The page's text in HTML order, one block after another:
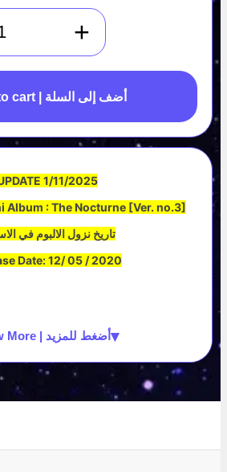
+
Add to cart | أضف إلى السلة
1/11/2025
Album : The Nocturne [Ver. no.3]
تاريخ نزول الالبوم في
Date: 12/ 05 / 2020
View More | أضغط للمزيد▾